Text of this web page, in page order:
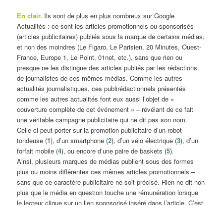
En clair. Ils sont de plus en plus nombreux sur Google
Actualités : ce sont les articles promotionnels ou sponsorisés
(articles publicitaires) publiés sous la marque de certains médias,
et non des moindres (Le Figaro, Le Parisien, 20 Minutes, Ouest-
France, Europe 1, Le Point, 01net, etc.), sans que rien ou
presque ne les distingue des articles publiés par les rédactions
de journalistes de ces mêmes médias. Comme les autres
actualités journalistiques, ces publirédactionnels présentés
comme les autres actualités font eux aussi l’objet de «
couverture complète de cet événement » – révélant de ce fait
une véritable campagne publicitaire qui ne dit pas son nom.
Celle-ci peut porter sur la promotion publicitaire d’un robot-
tondeuse (1), d’un smartphone (2), d’un vélo électrique (3), d’un
forfait mobile (4), ou encore d’une paire de baskets (5).
Ainsi, plusieurs marques de médias publient sous des formes
plus ou moins différentes ces mêmes articles promotionnels –
sans que ce caractère publicitaire ne soit précisé. Rien ne dit non
plus que le média en question touche une rémunération lorsque
le lecteur clique sur un lien sponsorisé inséré dans l’article. C’est